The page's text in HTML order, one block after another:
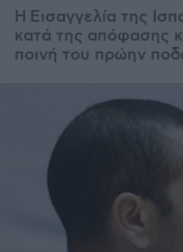
Η Εισαγγελία της
κατά της απόφασης
ποινή του πρώην